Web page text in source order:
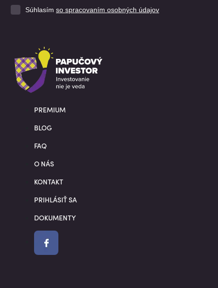
Súhlasím so spracovaním osobných údajov
PREMIUM
BLOG
FAQ
O NÁS
KONTAKT
PRIHLÁSIŤ SA
DOKUMENTY